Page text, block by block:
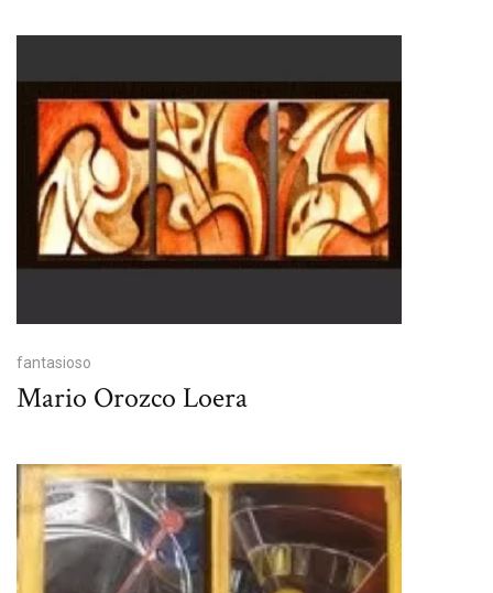
fantasioso
Mario Orozco Loera